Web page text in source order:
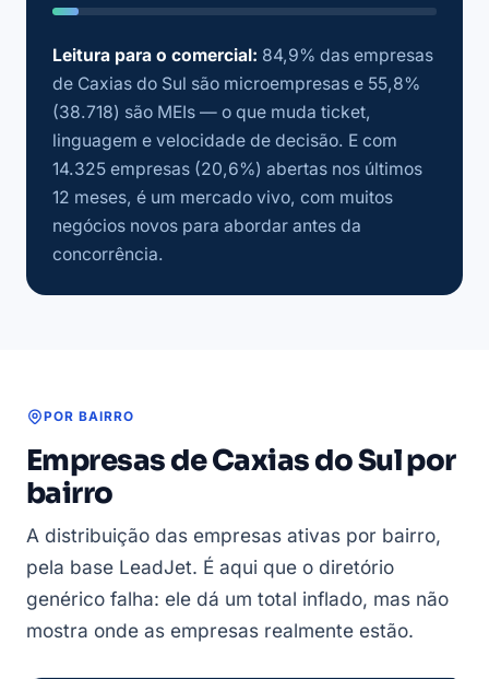
Leitura para o comercial: 84,9% das empresas
de Caxias do Sul são microempresas e 55,8%
(38.718) são MEIs — o que muda ticket,
linguagem e velocidade de decisão. E com
14.325 empresas (20,6%) abertas nos últimos
12 meses, é um mercado vivo, com muitos
negócios novos para abordar antes da
concorrência.
POR BAIRRO
Empresas de Caxias do Sul por
bairro
A distribuição das empresas ativas por bairro,
pela base LeadJet. É aqui que o diretório
genérico falha: ele dá um total inflado, mas não
mostra onde as empresas realmente estão.